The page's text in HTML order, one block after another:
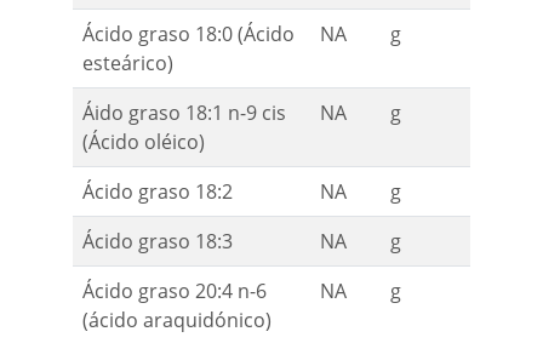
Ácido graso 18:0 (Ácido
esteárico)
NA g
Áido graso 18:1 n-9 cis
(Ácido oléico)
NA g
Ácido graso 18:2 NA
g
Ácido graso 18:3
NA
g
Ácido graso 20:4 n-6
(ácido araquidónico)
NA g